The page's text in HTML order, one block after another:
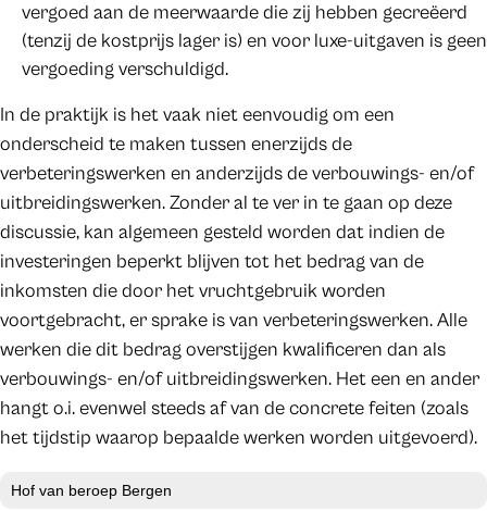
vergoed aan de meerwaarde die zij hebben gecreëerd
(tenzij de kostprijs lager is) en voor luxe-uitgaven is geen
vergoeding verschuldigd.
In de praktijk is het vaak niet eenvoudig om een
onderscheid te maken tussen enerzijds de
verbeteringswerken en anderzijds de verbouwings- en/of
uitbreidingswerken. Zonder al te ver in te gaan op deze
discussie, kan algemeen gesteld worden dat indien de
investeringen beperkt blijven tot het bedrag van de
inkomsten die door het vruchtgebruik worden
voortgebracht, er sprake is van verbeteringswerken. Alle
werken die dit bedrag overstijgen kwalificeren dan als
verbouwings- en/of uitbreidingswerken. Het een en ander
hangt o.i. evenwel steeds af van de concrete feiten (zoals
het tijdstip waarop bepaalde werken worden uitgevoerd).
Hof van beroep Bergen